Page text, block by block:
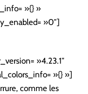
»{} »
»0″]
»4.23.1″
»{} »]
comme les